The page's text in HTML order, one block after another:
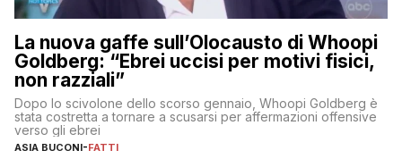
La nuova gaffe sull’Olocausto di Whoopi
Goldberg: “Ebrei uccisi per motivi fisici,
non razziali”
Dopo lo scivolone dello scorso gennaio, Whoopi Goldberg è
stata costretta a tornare a scusarsi per affermazioni offensive
verso gli ebrei
ASIA BUCONI-FATTI